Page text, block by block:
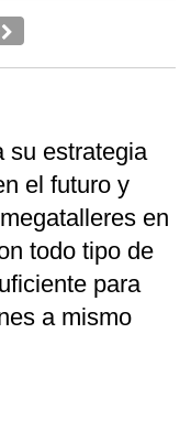
su estrategia
el futuro y
en
todo tipo de
para
a mismo